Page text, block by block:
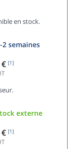
en stock.
2 semaines
[1]
externe
[1]